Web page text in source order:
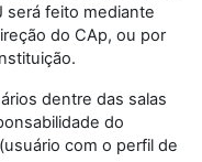
será feito mediante
do CAp, ou por
dentre das salas
do
com o perfil de